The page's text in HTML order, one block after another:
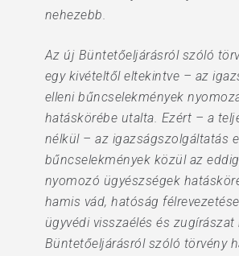
nehezebb.
Az új Büntetőeljárásról szóló
egy kivételtől eltekintve – az
elleni bűncselekmények
hatáskörébe utalta. Ezért – a
nélkül – az igazságszolgáltatás
bűncselekmények közül az
nyomozó ügyészségek
hamis vád, hatóság
ügyvédi visszaélés és
Büntetőeljárásról szóló törvény